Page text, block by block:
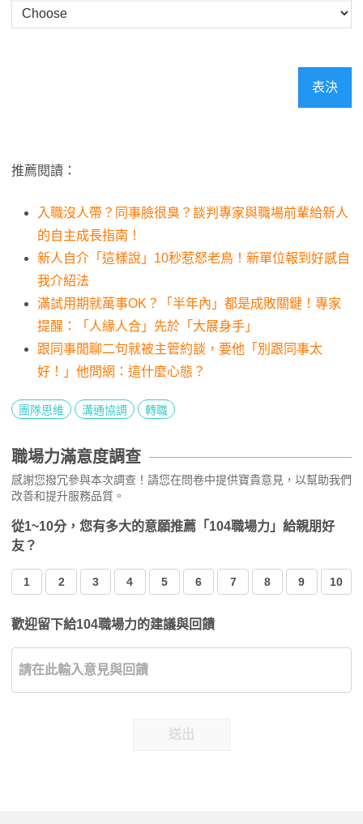
表決
推薦閱讀：
入職沒人帶？同事臉很臭？談判專家與職場前輩給新人
的自主成長指南！
新人自介「這樣說」10秒惹怒老鳥！新單位報到好感自
我介紹法
滿試用期就萬事OK？「半年內」都是成敗關鍵！專家
提醒：「人緣人合」先於「大展身手」
跟同事閒聊二句就被主管約談，要他「別跟同事太
好！」他問網：這什麼心態？
團隊思維 溝通協調 轉職
職場力滿意度調查
感謝您撥冗參與本次調查！請您在問卷中提供寶貴意見，以幫助我們
改善和提升服務品質。
從1~10分，您有多大的意願推薦「104職場力」給親朋好
友？
1 2 3 4 5 6 7 8 9 10
歡迎留下給104職場力的建議與回饋
送出